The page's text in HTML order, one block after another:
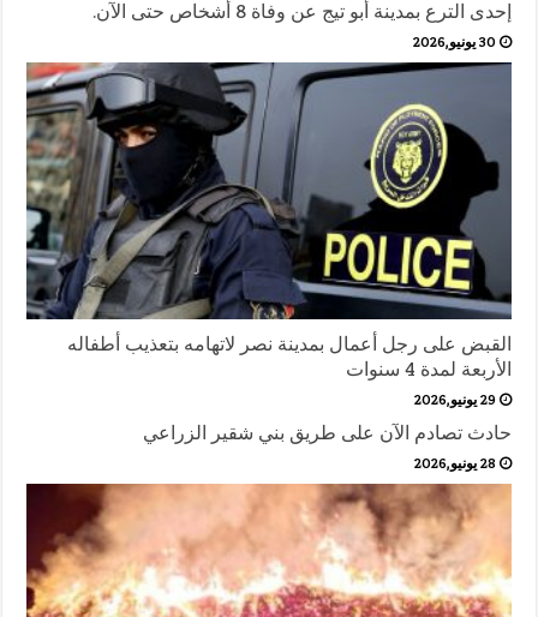
إحدى الترع بمدينة أبو تيج عن وفاة 8 أشخاص حتى الآن.
30 يونيو,2026
القبض على رجل أعمال بمدينة نصر لاتهامه بتعذيب أطفاله
الأربعة لمدة 4 سنوات
29 يونيو,2026
حادث تصادم الآن على طريق بني شقير الزراعي
28 يونيو,2026